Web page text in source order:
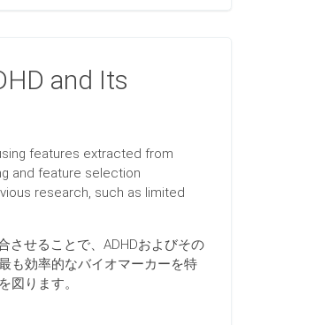
and Its
features extracted from
and feature selection
research, such as limited
させることで、ADHDおよびその
も効率的なバイオマーカーを特
図ります。